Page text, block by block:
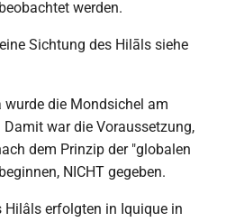
werden.
Sichtung des Hilāls siehe
die Mondsichel am
war die Voraussetzung,
dem Prinzip der "globalen
NICHT gegeben.
Hilâls erfolgten in Iquique in